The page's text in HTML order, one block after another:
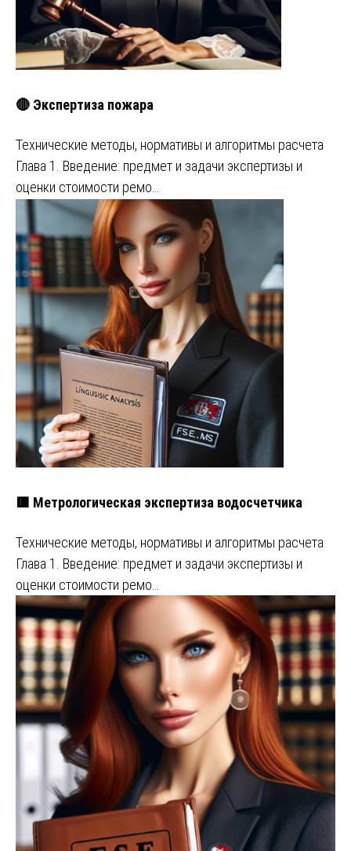
🔴 Экспертиза пожара
Технические методы, нормативы и алгоритмы расчета
Глава 1. Введение: предмет и задачи экспертизы и
оценки стоимости ремо…
🟥 Метрологическая экспертиза водосчетчика
Технические методы, нормативы и алгоритмы расчета
Глава 1. Введение: предмет и задачи экспертизы и
оценки стоимости ремо…